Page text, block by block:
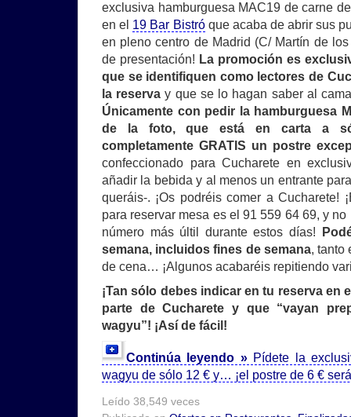
exclusiva hamburguesa MAC19 de carne
en el 19 Bar Bistróque acaba de abrir sus
en pleno centro de Madrid (C/ Martín de
de presentación! La promoción es
que se identifiquen como lectores de
la reserva y que se lo hagan saber al
Únicamente con pedir la hamburguesa
de la foto, que está en carta a
completamente GRATIS un postre
confeccionado para Cucharete en
añadir la bebida y al menos un entrante
queráis-. ¡Os podréis comer a Cucharete!
para reservar mesa es el 91 559 64 69, y
número más últil durante estos días!
semana, incluidos fines de semana, tanto
de cena… ¡Algunos acabaréis repitiendo
¡Tan sólo debes indicar en tu reserva en
parte de Cucharete y que “vayan
wagyu”! ¡Así de fácil!
Continúa leyendo » Pídete la
wagyu de sólo 12 € y… ¡el postre de 6 €
Leído 38,549 veces